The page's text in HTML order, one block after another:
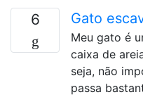
6 Gato
Meu gato é
caixa de
seja, não
passa